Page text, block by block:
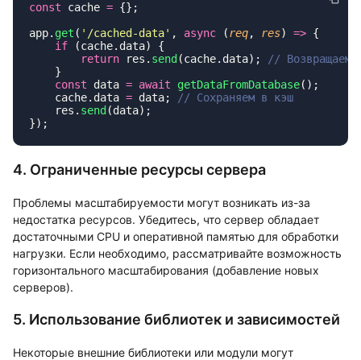
const cache =
app. get ( ' /cached-data' , async (req, res) =>
    if
        return
res. send (cache.data);
    const
data = await getDataFromDatabase
    cache.data
= data;
    res.
send
4. Ограниченные ресурсы сервера
Проблемы масштабируемости могут возникать из-за
недостатка ресурсов. Убедитесь, что сервер обладает
достаточными CPU и оперативной памятью для обработки
нагрузки. Если необходимо, рассматривайте возможность
горизонтального масштабирования (добавление новых
серверов).
5. Использование библиотек и зависимостей
Некоторые внешние библиотеки или модули могут